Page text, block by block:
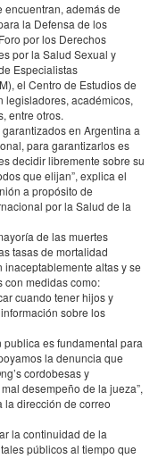
encuentran, además de
la Defensa de los
por los Derechos
por la Salud Sexual y
Especialistas
), el Centro de Estudios de
legisladores, académicos,
entre otros.
en Argentina a
para garantizarlos es
decidir libremente sobre su
que elijan”, explica el
a propósito de
por la Salud de la
de las muertes
tasas de mortalidad
altas y se
con medidas como:
cuando tener hijos y
sobre los
es fundamental para
la denuncia que
cordobesas y
desempeño de la jueza”,
la dirección de correo
la continuidad de la
públicos al tiempo que